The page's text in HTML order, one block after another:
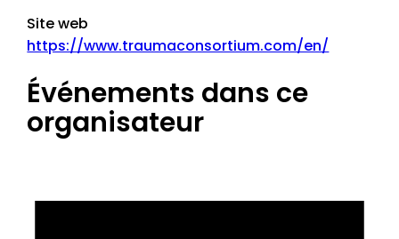
Site web
https://www.traumaconsortium.com/en/
Événements dans ce
organisateur